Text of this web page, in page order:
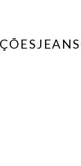
JEANS